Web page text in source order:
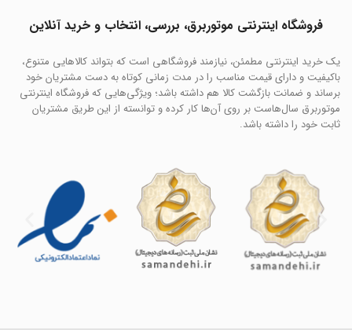
فروشگاه اینترنتی موتوربرق، بررسی، انتخاب و خرید آنلاین
یک خرید اینترنتی مطمئن، نیازمند فروشگاهی است که بتواند کالاهایی متنوع،
باکیفیت و دارای قیمت مناسب را در مدت زمانی کوتاه به دست مشتریان خود
برساند و ضمانت بازگشت کالا هم داشته باشد؛ ویژگی‌هایی که فروشگاه اینترنتی
موتوربرق سال‌هاست بر روی آن‌ها کار کرده و توانسته از این طریق مشتریان
ثابت خود را داشته باشد.